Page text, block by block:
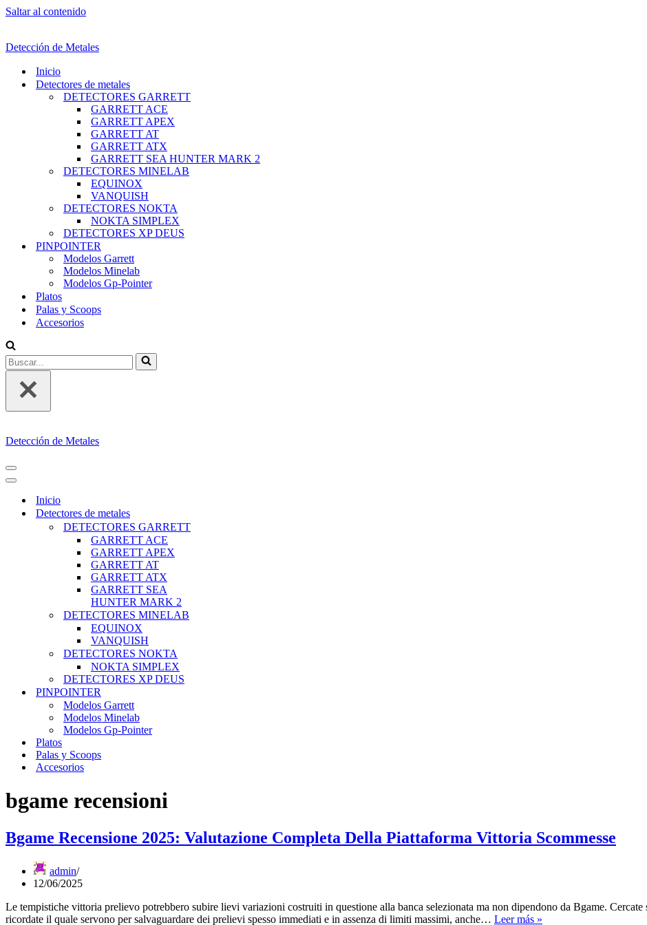
Saltar al contenido
Detección de Metales
Inicio
Detectores de metales
DETECTORES GARRETT
GARRETT ACE
GARRETT APEX
GARRETT AT
GARRETT ATX
GARRETT SEA HUNTER MARK 2
DETECTORES MINELAB
EQUINOX
VANQUISH
DETECTORES NOKTA
NOKTA SIMPLEX
DETECTORES XP DEUS
PINPOINTER
Modelos Garrett
Modelos Minelab
Modelos Gp-Pointer
Platos
Palas y Scoops
Accesorios
Buscar...
Detección de Metales
MENÚ
DE
NAVEGACIÓN
MENÚ
DE
NAVEGACIÓN
Inicio
Detectores de metales
DETECTORES GARRETT
GARRETT ACE
GARRETT APEX
GARRETT AT
GARRETT ATX
GARRETT SEA
HUNTER MARK 2
DETECTORES MINELAB
EQUINOX
VANQUISH
DETECTORES NOKTA
NOKTA SIMPLEX
DETECTORES XP DEUS
PINPOINTER
Modelos Garrett
Modelos Minelab
Modelos Gp-Pointer
Platos
Palas y Scoops
Accesorios
bgame recensioni
Bgame Recensione 2025: Valutazione Completa Della Piattaforma Vittoria Scommesse
admin
12/06/2025
Le tempistiche vittoria prelievo potrebbero subire lievi variazioni costruiti in questione alla banca selezionata ma non dipendono da Bgame. Cercate
ricordate il quale servono per salvaguardare dei prelievi spesso immediati e in assenza di limiti massimi, anche… Leer más »